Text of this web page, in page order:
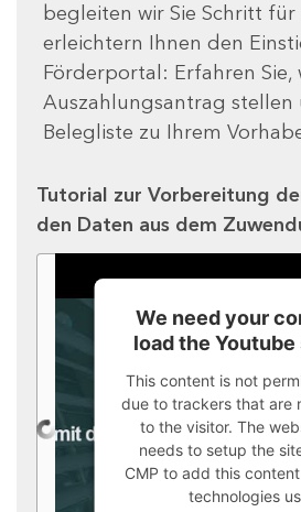
begleiten wir Sie Schritt
erleichtern Ihnen den
Förderportal: Erfahren Sie,
Auszahlungsantrag stellen
Belegliste zu Ihrem
Tutorial zur Vorbereitung
den Daten aus dem
We need your
load the
This content is not
due to trackers that are
to the visitor. The
needs to setup the
CMP to add this
technologies